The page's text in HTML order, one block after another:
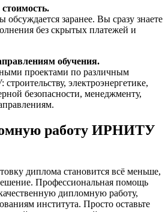
заранее. Вы сразу знаете
без скрытых платежей и
обучения.
проектами по различным
электроэнергетике,
безопасности, менеджменту,
работу ИРНИТУ
диплома становится всё меньше,
Профессиональная помощь
дипломную работу,
института. Просто оставьте